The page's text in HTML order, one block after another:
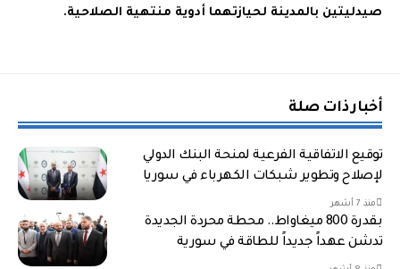
صيدليتين بالمدينة لحيازتهما أدوية منتهية الصلاحية.
أخبار ذات صلة
توقيع الاتفاقية الفرعية لمنحة البنك الدولي
لإصلاح وتطوير شبكات الكهرباء في سوريا
منذ 7 أشهر
بقدرة 800 ميغاواط.. محطة محردة الجديدة
تدشن عهداً جديداً للطاقة في سورية